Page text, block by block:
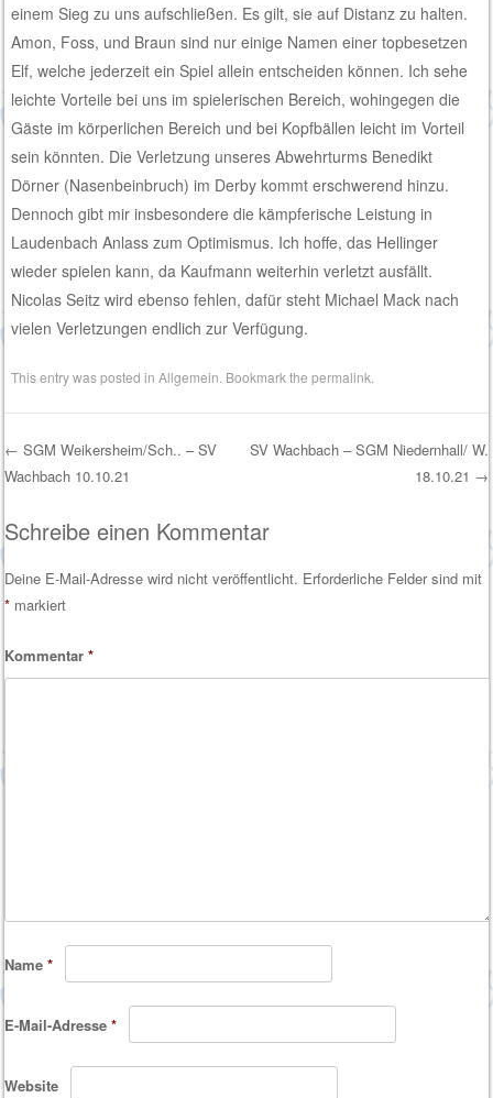
einem Sieg zu uns aufschließen. Es gilt, sie auf Distanz zu halten.
Amon, Foss, und Braun sind nur einige Namen einer topbesetzen
Elf, welche jederzeit ein Spiel allein entscheiden können. Ich sehe
leichte Vorteile bei uns im spielerischen Bereich, wohingegen die
Gäste im körperlichen Bereich und bei Kopfbällen leicht im Vorteil
sein könnten. Die Verletzung unseres Abwehrturms Benedikt
Dörner (Nasenbeinbruch) im Derby kommt erschwerend hinzu.
Dennoch gibt mir insbesondere die kämpferische Leistung in
Laudenbach Anlass zum Optimismus. Ich hoffe, das Hellinger
wieder spielen kann, da Kaufmann weiterhin verletzt ausfällt.
Nicolas Seitz wird ebenso fehlen, dafür steht Michael Mack nach
vielen Verletzungen endlich zur Verfügung.
This entry was posted inAllgemein . Bookmark thepermalink
Post navigation
← SGM Weikersheim/Sch.. – SV
Wachbach 10.10.21
SV Wachbach – SGM Niedernhall/ W.
18.10.21 →
Schreibe einen Kommentar
Deine E-Mail-Adresse wird nicht veröffentlicht. Erforderliche Felder sind mit
* markiert
Kommentar*
Name*
E-Mail-Adresse*
Website